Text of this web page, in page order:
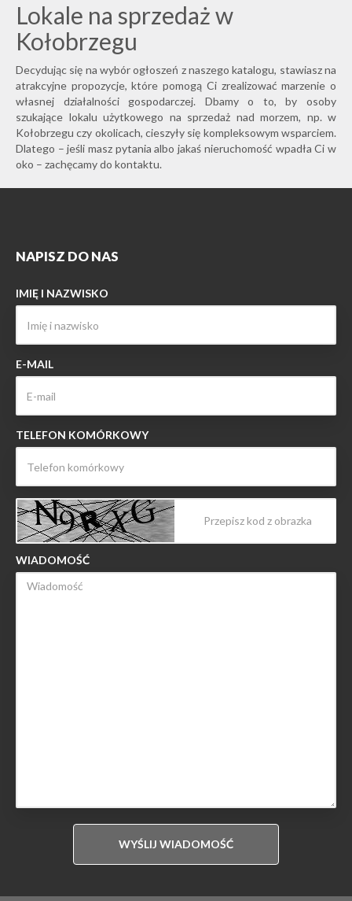
Lokale na sprzedaż w
Kołobrzegu
Decydując się na wybór ogłoszeń z naszego katalogu, stawiasz na
atrakcyjne propozycje, które pomogą Ci zrealizować marzenie o
własnej działalności gospodarczej. Dbamy o to, by osoby
szukające lokalu użytkowego na sprzedaż nad morzem, np. w
Kołobrzegu czy okolicach, cieszyły się kompleksowym wsparciem.
Dlatego – jeśli masz pytania albo jakaś nieruchomość wpadła Ci w
oko – zachęcamy do kontaktu.
NAPISZ DO NAS
IMIĘ I NAZWISKO
E-MAIL
TELEFON KOMÓRKOWY
WIADOMOŚĆ